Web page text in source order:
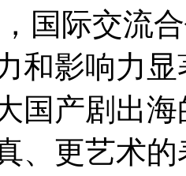
，国际交流
和影响力
国产剧出
、更艺术